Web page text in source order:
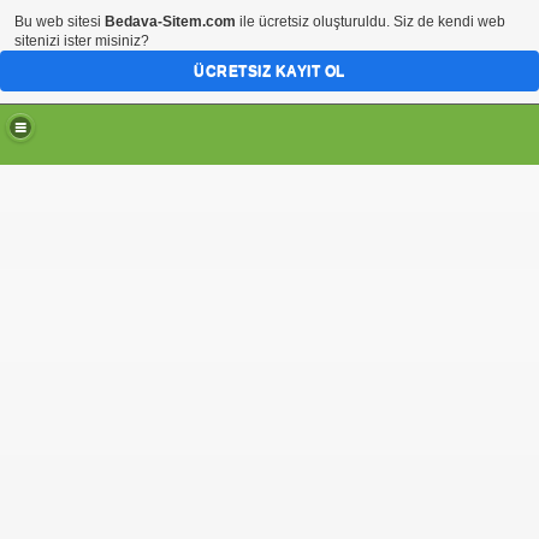
Bu web sitesi Bedava-Sitem.com ile ücretsiz oluşturuldu. Siz de kendi web
sitenizi ister misiniz?
ÜCRETSIZ KAYIT OL